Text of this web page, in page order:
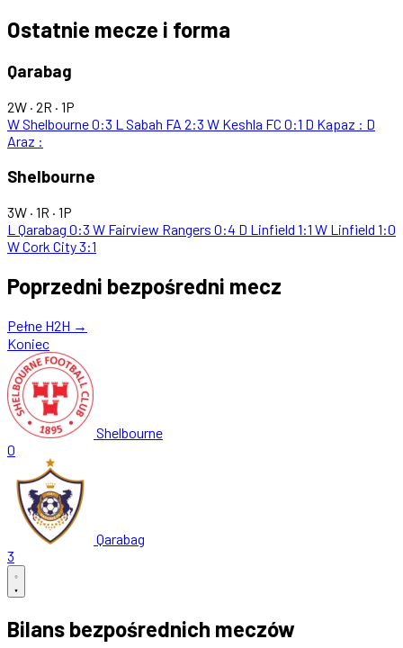
Ostatnie mecze i forma
Qarabag
2W · 2R · 1P
WShelbourne0:3 L Sabah FA 2:3 W Keshla FC 0:1 D Kapaz : D
Araz :
Shelbourne
3W · 1R · 1P
L Qarabag 0:3 W Fairview Rangers 0:4 D Linfield 1:1 W Linfield 1:0
WCork City3:1
Poprzedni bezpośredni mecz
Pełne H2H →
Koniec
Shelbourne
0
Qarabag
3
Bilans bezpośrednich meczów